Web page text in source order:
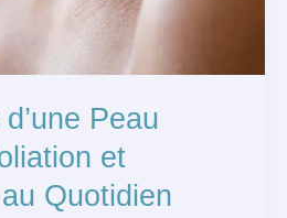
Peau
et
Quotidien